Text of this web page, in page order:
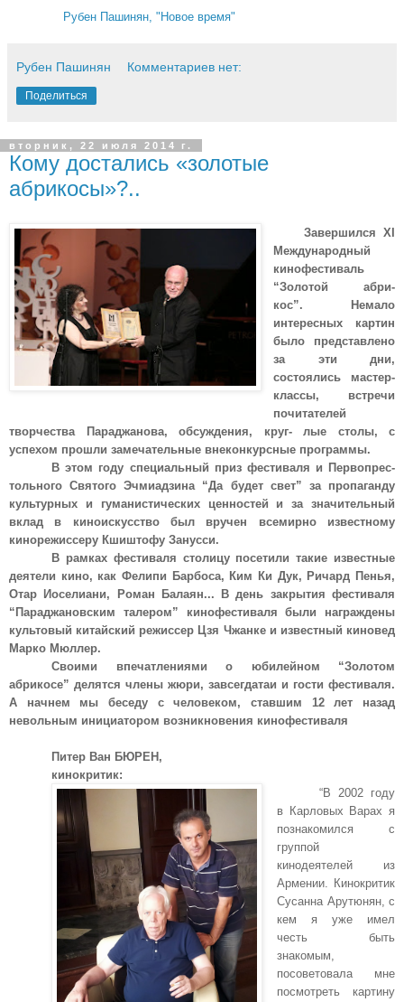
Рубен Пашинян, "Новое время"
Рубен Пашинян Комментариев нет:
Поделиться
вторник, 22 июля 2014 г.
Кому достались «золотые
абрикосы»?..
Завершился XI
Международный
кинофестиваль
“Золотой абри-
кос”. Немало
интересных картин
было представлено
за эти дни,
состоялись мастер-
классы, встречи
почитателей
творчества Параджанова, обсуждения, круг- лые столы, с
успехом прошли замечательные внеконкурсные программы.
В этом году специальный приз фестиваля и Первопрес-
тольного Святого Эчмиадзина “Да будет свет” за пропаганду
культурных и гуманистических ценностей и за значительный
вклад в киноискусство был вручен всемирно известному
кинорежиссеру Кшиштофу Занусси.
В рамках фестиваля столицу посетили такие известные
деятели кино, как Фелипи Барбоса, Ким Ки Дук, Ричард Пенья,
Отар Иоселиани, Роман Балаян... В день закрытия фестиваля
“Параджановским талером” кинофестиваля были награждены
культовый китайский режиссер Цзя Чжанке и известный киновед
Марко Мюллер.
Своими впечатлениями о юбилейном “Золотом
абрикосе” делятся члены жюри, завсегдатаи и гости фестиваля.
А начнем мы беседу с человеком, ставшим 12 лет назад
невольным инициатором возникновения кинофестиваля
Питер Ван БЮРЕН,
кинокритик:
“В 2002 году
в Карловых Варах я
познакомился с
группой
кинодеятелей из
Армении. Кинокритик
Сусанна Арутюнян, с
кем я уже имел
честь быть
знакомым,
посоветовала мне
посмотреть картину